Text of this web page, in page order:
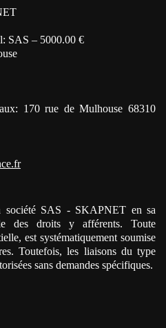
SAS – 5000.00 €
170 rue de Mulhouse 68310
société SAS - SKAPNET en sa
des droits y afférents. Toute
est systématiquement soumise
Toutefois, les liaisons du type
sans demandes spécifiques.